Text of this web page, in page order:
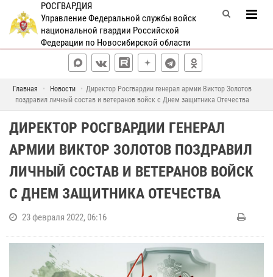
РОСГВАРДИЯ
Управление Федеральной службы войск
национальной гвардии Российской
Федерации по Новосибирской области
Главная Новости
Директор Росгвардии генерал армии Виктор Золотов
поздравил личный состав и ветеранов войск с Днем защитника Отечества
ДИРЕКТОР РОСГВАРДИИ ГЕНЕРАЛ
АРМИИ ВИКТОР ЗОЛОТОВ ПОЗДРАВИЛ
ЛИЧНЫЙ СОСТАВ И ВЕТЕРАНОВ ВОЙСК
С ДНЕМ ЗАЩИТНИКА ОТЕЧЕСТВА
23 февраля 2022, 06:16